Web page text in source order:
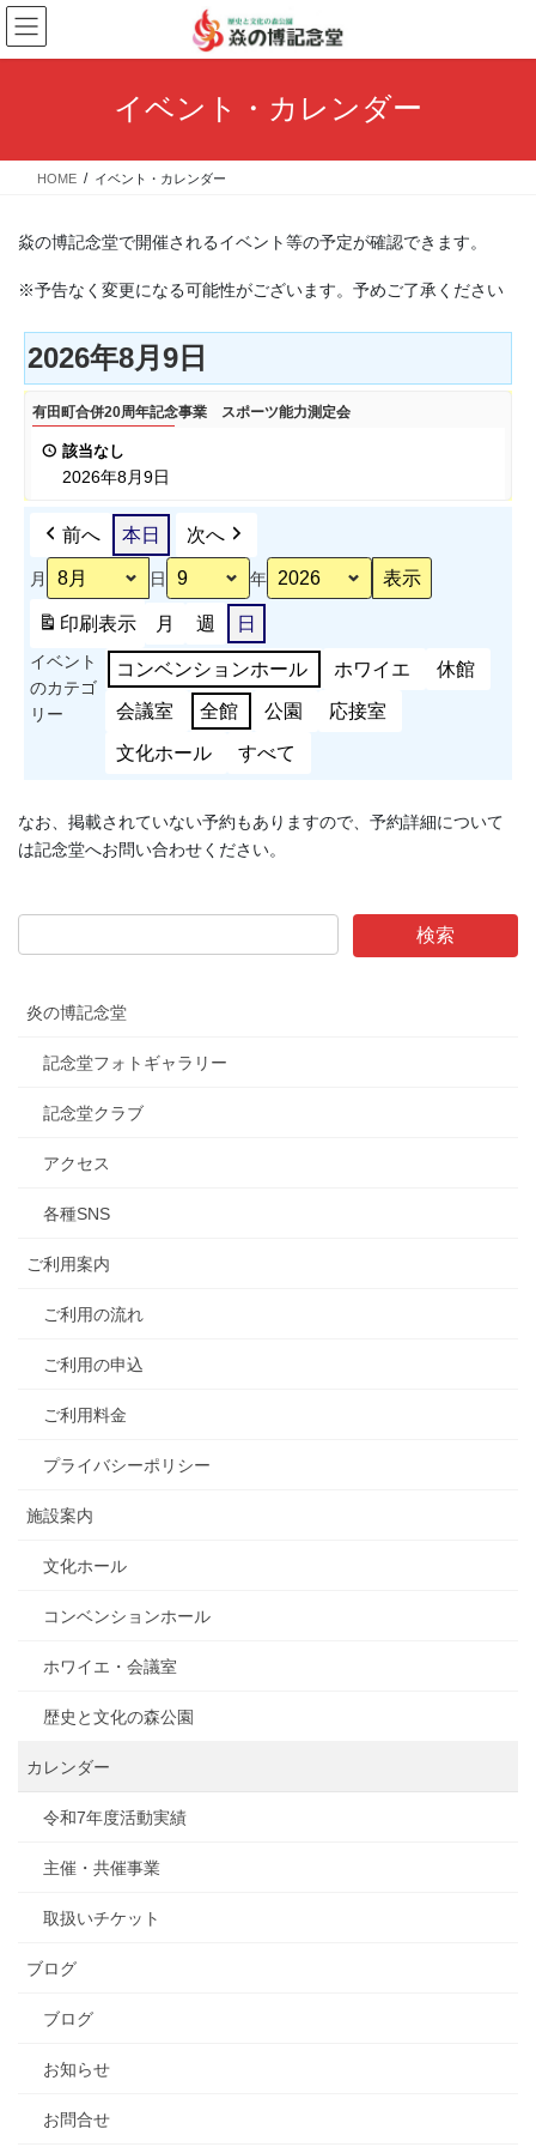
コ
ン
テ
ス
ナ
ビ
ゲ
ン
イベント・カレンダー
HOME イベント・カレンダー
焱の博記念堂で開催されるイベント等の予定が確認できます。
※予告なく変更になる可能性がございます。予めご了承ください
2026年8月9日
有
田
年
事
業
ス
能
力
有田町合併20周年記念事業 スポーツ能力測定会
該当なし
2026年8月9日
前へ 本日 次へ
月 日 年
印刷表示 月 週 日
イベント
のカテゴ
リー
コンベンションホール ホワイエ 休館
会議室 全館 公園 応接室
文化ホール すべて
なお、掲載されていない予約もありますので、予約詳細について
は記念堂へお問い合わせください。
炎の博記念堂
記念堂フォトギャラリー
記念堂クラブ
アクセス
各種SNS
ご利用案内
ご利用の流れ
ご利用の申込
ご利用料金
プライバシーポリシー
施設案内
文化ホール
コンベンションホール
ホワイエ・会議室
歴史と文化の森公園
カレンダー
令和7年度活動実績
主催・共催事業
取扱いチケット
ブログ
ブログ
お知らせ
お問合せ